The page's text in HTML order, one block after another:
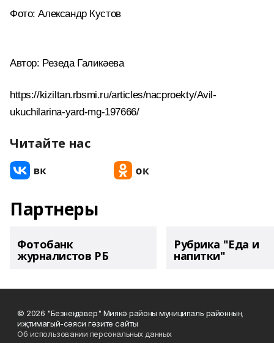
Фото: Александр Кустов
Автор: Резеда Галикәева
https://kiziltan.rbsmi.ru/articles/nacproekty/Avil-
ukuchilarina-yard-mg-197666/
Читайте нас
Партнеры
Фотобанк
журналистов РБ
Рубрика "Еда и
напитки"
© 2026 "Безнең дәвер" Миякә районы муниципаль районның
иҗтимагый-сәяси гәзите сайты
Об использовании персональных данных